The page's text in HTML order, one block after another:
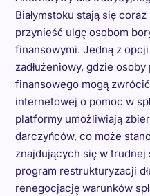
Białymstoku stają się
przynieść ulgę osobom
finansowymi. Jedną z
zadłużeniowy, gdzie
finansowego mogą
internetowej o pomoc w
platformy umożliwiają
darczyńców, co może
znajdujących się w
program restrukturyzacji
renegocjację warunków